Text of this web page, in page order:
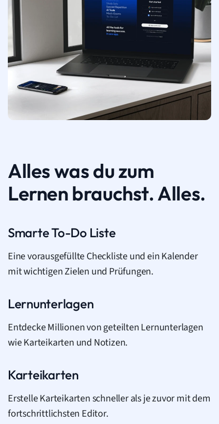
Alles was du zum
Lernen brauchst. Alles.
Smarte To-Do Liste
Eine vorausgefüllte Checkliste und ein Kalender
mit wichtigen Zielen und Prüfungen.
Lernunterlagen
Entdecke Millionen von geteilten Lernunterlagen
wie Karteikarten und Notizen.
Karteikarten
Erstelle Karteikarten schneller als je zuvor mit dem
fortschrittlichsten Editor.